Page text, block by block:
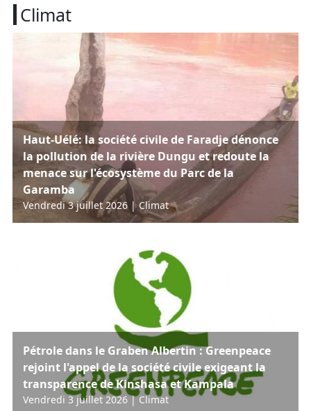
Climat
Haut-Uélé: la société civile de Faradje dénonce
la pollution de la rivière Dungu et redoute la
menace sur l'écosystème du Parc de la
Garamba
Vendredi 3 juillet 2026|Climat
Pétrole dans le Graben Albertin : Greenpeace
rejoint l'appel de la société civile exigeant la
transparence de Kinshasa et Kampala
Vendredi 3 juillet 2026|Climat